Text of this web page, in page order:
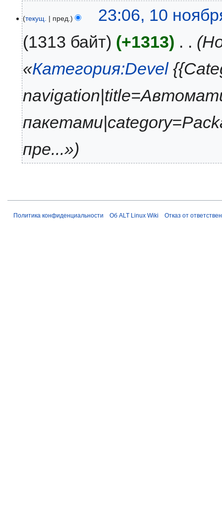
ноября
2011
текущ. пред.
23:06, 10
1313 байт
+1313
«Категория:Devel
пре...»
Политика конфиденциальности Об ALT Linux Wiki Отказ от